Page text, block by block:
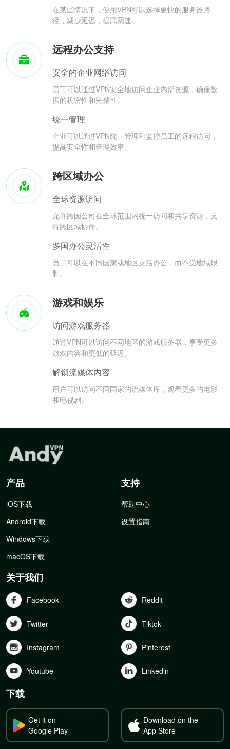
在某些情况下，使用VPN可以选择更快的服务器路
径，减少延迟，提高网速。
远程办公支持
安全的企业网络访问
员工可以通过VPN安全地访问企业内部资源，确保数
据的机密性和完整性。
统一管理
企业可以通过VPN统一管理和监控员工的远程访问，
提高安全性和管理效率。
跨区域办公
全球资源访问
允许跨国公司在全球范围内统一访问和共享资源，支
持跨区域协作。
多国办公灵活性
员工可以在不同国家或地区灵活办公，而不受地域限
制。
游戏和娱乐
访问游戏服务器
通过VPN可以访问不同地区的游戏服务器，享受更多
游戏内容和更低的延迟。
解锁流媒体内容
用户可以访问不同国家的流媒体库，观看更多的电影
和电视剧。
产品
iOS下载
Android下载
Windows下载
macOS下载
支持
帮助中心
设置指南
关于我们
Facebook Reddit
Twitter Tiktok
Instagram Pinterest
Youtube Linkedln
下载
Get it on
Google Play
Download on the
App Store